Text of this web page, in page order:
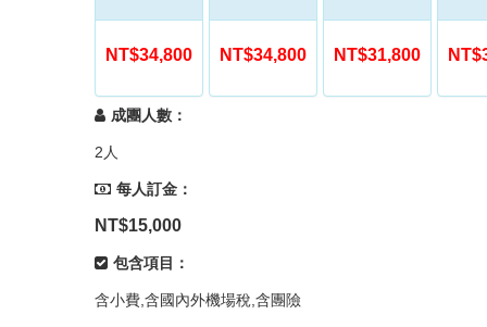
NT$34,800 NT$34,800 NT$31,800
成團人數：
2人
每人訂金：
NT$15,000
包含項目：
含小費,含國內外機場稅,含團險